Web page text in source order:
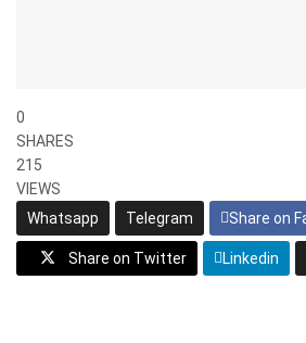
0
SHARES
215
VIEWS
Whatsapp
Telegram Share on
Share on Twitter Linkedin